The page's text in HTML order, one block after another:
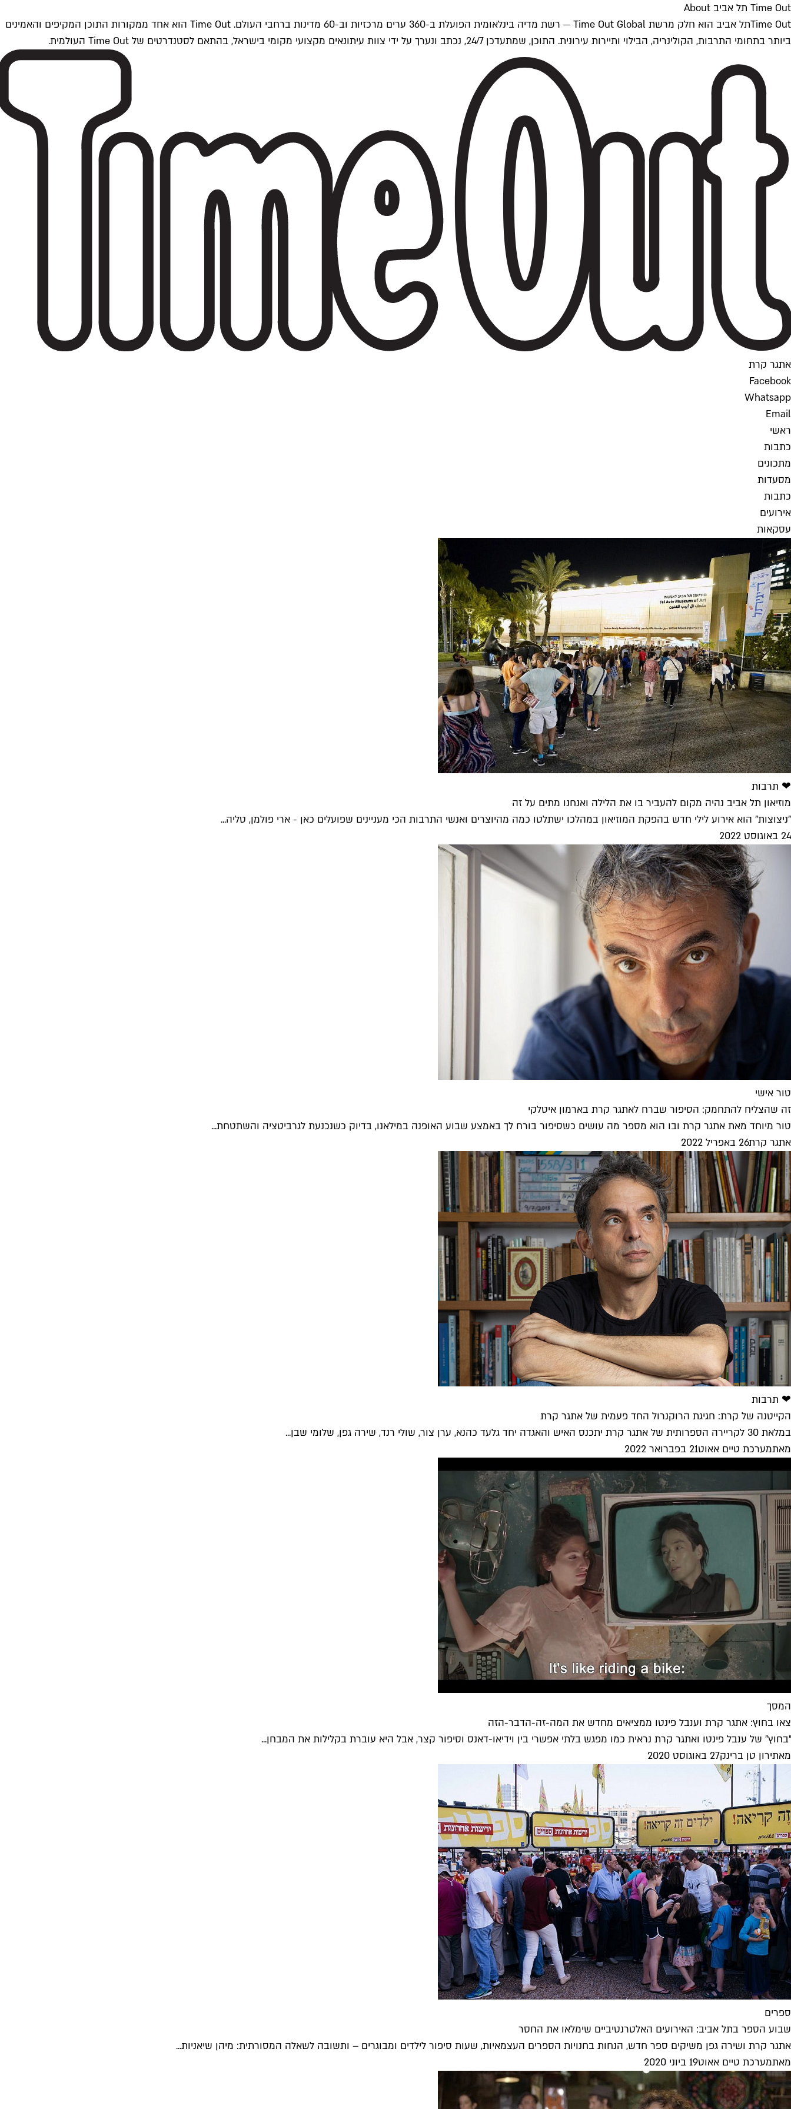
Time Out תל אביב About
Time Outתל אביב הוא חלק מרשת Time Out Global — רשת מדיה בינלאומית הפועלת ב-360 ערים מרכזיות וב-60 מדינות ברחבי העולם. Time Out הוא אחד ממקורות התוכן המקיפים והאמינים
ביותר בתחומי התרבות, הקולינריה, הבילוי ותיירות עירונית. התוכן, שמתעדכן 24/7, נכתב ונערך על ידי צוות עיתונאים מקצועי מקומי בישראל, בהתאם לסטנדרטים של Time Out העולמית.
אתגר קרת
Facebook
Whatsapp
Email
ראשי
כתבות
מתכונים
מסעדות
כתבות
אירועים
עסקאות
❤ תרבות
מוזיאון תל אביב נהיה מקום להעביר בו את הלילה ואנחנו מתים על זה
"ניצוצות" הוא אירוע לילי חדש בהפקת המוזיאון במהלכו ישתלטו כמה מהיוצרים ואנשי התרבות הכי מעניינים שפועלים כאן - ארי פולמן, טליה...
24 באוגוסט 2022
טור אישי
זה שהצליח להתחמק: הסיפור שברח לאתגר קרת בארמון איטלקי
טור מיוחד מאת אתגר קרת ובו הוא מספר מה עושים כשסיפור בורח לך באמצע שבוע האופנה במילאנו, בדיוק כשנכנעת לגרביטציה והשתטחת...
אתגר קרת26 באפריל 2022
❤ תרבות
הקייטנה של קרת: חגיגת הרוקנרול החד פעמית של אתגר קרת
במלאת 30 לקריירה הספרותית של אתגר קרת יתכנס האיש והאגדה יחד גלעד כהנא, ערן צור, שולי רנד, שירה גפן, שלומי שבן...
מאתמערכת טיים אאוט21 בפברואר 2022
המסך
צאו בחוץ: אתגר קרת וענבל פינטו ממציאים מחדש את המה-זה-הדבר-הזה
"בחוץ" של ענבל פינטו ואתגר קרת נראית כמו מפגש בלתי אפשרי בין וידיאו-דאנס וסיפור קצר, אבל היא עוברת בקלילות את המבחן...
מאתירון טן ברינק27 באוגוסט 2020
ספרים
שבוע הספר בתל אביב: האירועים האלטרנטיביים שימלאו את החסר
אתגר קרת ושירה גפן משיקים ספר חדש, הנחות בחנויות הספרים העצמאיות, שעות סיפור לילדים ומבוגרים – ותשובה לשאלה המסורתית: מיהן שיאניות...
מאתמערכת טיים אאוט19 ביוני 2020